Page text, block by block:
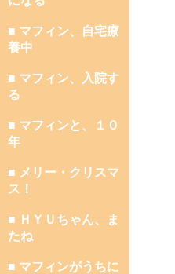
■ マフィン、自宅療
養中
■ マフィン、入院す
る
■ マフィンと、１０
年
■ メリー・クリスマ
ス！
■ ＨＹＵちゃん、ま
たね
■ マフィンがうちに